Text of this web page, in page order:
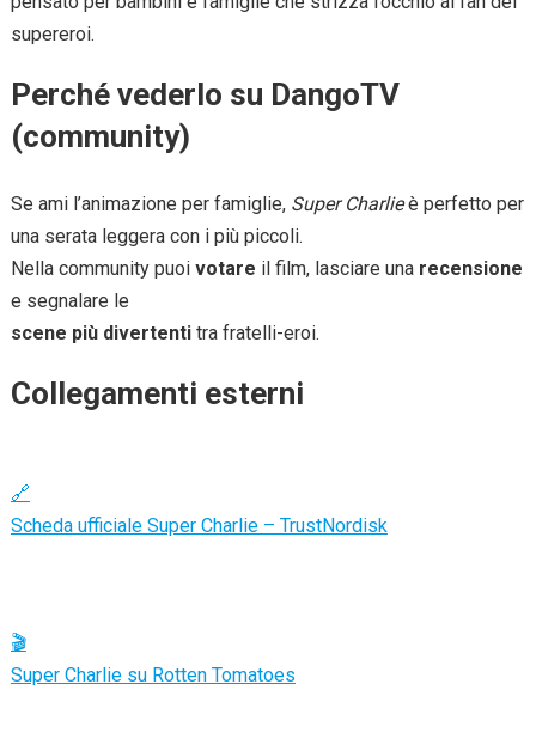
supereroi.
Perché vederlo su DangoTV
(community)
Se ami l’animazione per famiglie, Super Charlieè perfetto per
una serata leggera con i più piccoli.
Nella community puoi votare il film, lasciare una recensione
e segnalare le
scene più divertentitra fratelli-eroi.
Collegamenti esterni
🔗
Scheda ufficiale Super Charlie – TrustNordisk
🎬
Super Charlie su Rotten Tomatoes